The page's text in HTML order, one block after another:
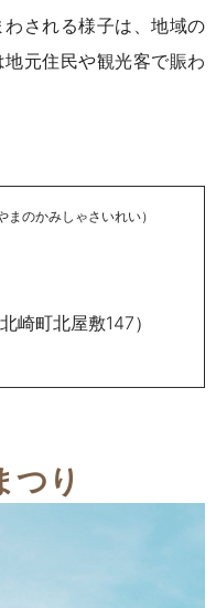
される様子は、地域の
元住民や観光客で賑わ
まのかみしゃさいれい）
崎町北屋敷147）
つり